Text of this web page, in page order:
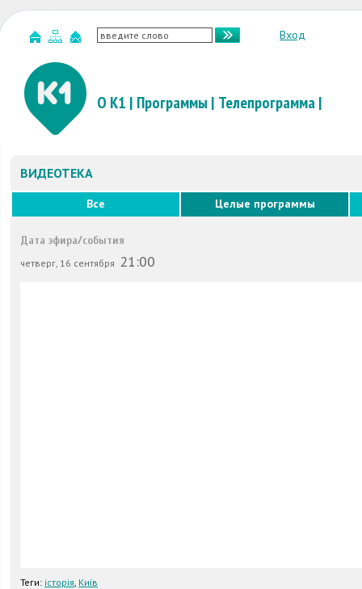
Вход
О К1 | Программы | Телепрограмма|
ВИДЕОТЕКА
Все Целые программы
Дата эфира/события
четверг, 16 сентября 21:00
Теги: історія, Київ